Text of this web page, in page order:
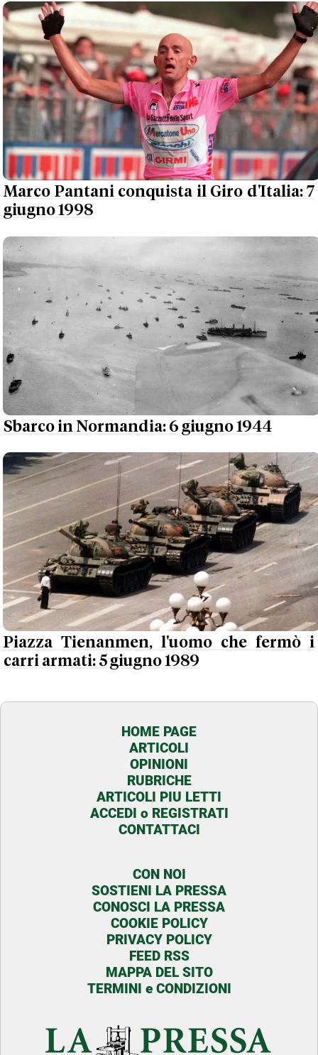
Marco Pantani conquista il Giro d'Italia: 7
giugno 1998
Sbarco in Normandia: 6 giugno 1944
Piazza Tienanmen, l'uomo che fermò i
carri armati: 5 giugno 1989
HOME PAGE
ARTICOLI
OPINIONI
RUBRICHE
ARTICOLI PIU LETTI
ACCEDI o REGISTRATI
CONTATTACI
CON NOI
SOSTIENI LA PRESSA
CONOSCI LA PRESSA
COOKIE POLICY
PRIVACY POLICY
FEED RSS
MAPPA DEL SITO
TERMINI e CONDIZIONI